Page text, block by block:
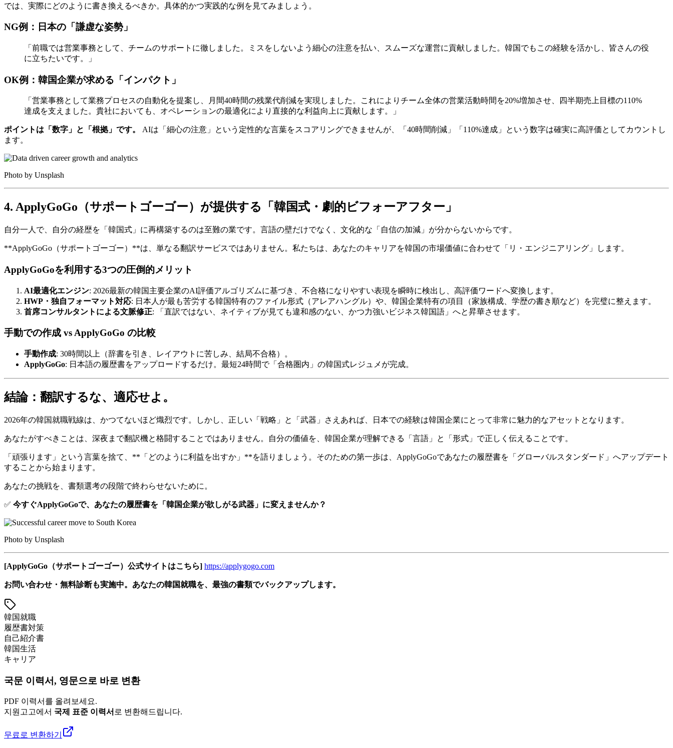
では、実際にどのように書き換えるべきか。具体的かつ実践的な例を見てみましょう。
NG例：日本の「謙虚な姿勢」
「前職では営業事務として、チームのサポートに徹しました。ミスをしないよう細心の注意を払い、スムーズな運営に貢献しました。韓国でもこの経験を活かし、皆さんの役
に立ちたいです。」
OK例：韓国企業が求める「インパクト」
「営業事務として業務プロセスの自動化を提案し、月間40時間の残業代削減を実現しました。これによりチーム全体の営業活動時間を20%増加させ、四半期売上目標の110%
達成を支えました。貴社においても、オペレーションの最適化により直接的な利益向上に貢献します。」
ポイントは「数字」と「根拠」です。
AIは「細心の注意」という定性的な言葉をスコアリングできませんが、「40時間削減」「110%達成」という数字は確実に高評価としてカウントし
ます。
Photo by Unsplash
4. ApplyGoGo（サポートゴーゴー）が提供する「韓国式・劇的ビフォーアフター」
自分一人で、自分の経歴を「韓国式」に再構築するのは至難の業です。言語の壁だけでなく、文化的な「自信の加減」が分からないからです。
​**ApplyGoGo（サポートゴーゴー）**は、単なる翻訳サービスではありません。私たちは、あなたのキャリアを韓国の市場価値に合わせて「リ・エンジニアリング」します。
ApplyGoGoを利用する3つの圧倒的メリット
AI最適化エンジン: 2026最新の韓国主要企業のAI評価アルゴリズムに基づき、不合格になりやすい表現を瞬時に検出し、高評価ワードへ変換します。
HWP・独自フォーマット対応: 日本人が最も苦労する韓国特有のファイル形式（アレアハングル）や、韓国企業特有の項目（家族構成、学歴の書き順など）を完璧に整えます。
首席コンサルタントによる文脈修正: 「直訳ではない、ネイティブが見ても違和感のない、かつ力強いビジネス韓国語」へと昇華させます。
手動での作成 vs ApplyGoGo の比較
手動作成: 30時間以上（辞書を引き、レイアウトに苦しみ、結局不合格）。
ApplyGoGo: 日本語の履歴書をアップロードするだけ。最短24時間で「合格圏内」の韓国式レジュメが完成。
結論：翻訳するな、適応せよ。
2026年の韓国就職戦線は、かつてないほど熾烈です。しかし、正しい「戦略」と「武器」さえあれば、日本での経験は韓国企業にとって非常に魅力的なアセットとなります。
あなたがすべきことは、深夜まで翻訳機と格闘することではありません。自分の価値を、韓国企業が理解できる「言語」と「形式」で正しく伝えることです。
「頑張ります」という言葉を捨て、**「どのように利益を出すか」**を語りましょう。そのための第一歩は、ApplyGoGoであなたの履歴書を「グローバルスタンダード」へアップデート
することから始まります。
あなたの挑戦を、書類選考の段階で終わらせないために。
✅ 今すぐApplyGoGoで、あなたの履歴書を「韓国企業が欲しがる武器」に変えませんか？
Photo by Unsplash
[ApplyGoGo（サポートゴーゴー）公式サイトはこちら] https://applygogo.com
お問い合わせ・無料診断も実施中。あなたの韓国就職を、最強の書類でバックアップします。
韓国就職
履歴書対策
自己紹介書
韓国生活
キャリア
국문 이력서, 영문으로 바로 변환
PDF 이력서를 올려보세요.
지원고고에서 국제 표준 이력서 로 변환해드립니다.
무료로 변환하기